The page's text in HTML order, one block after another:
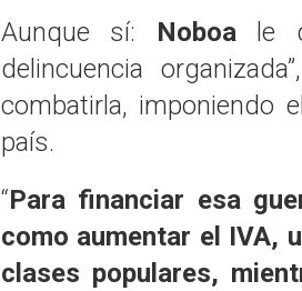
Aunque sí: Noboale
delincuencia
combatirla, imponiendo
país.
“Para financiar esa
como aumentar el IVA,
clases populares,